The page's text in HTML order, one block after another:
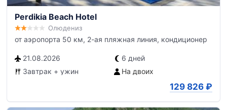
Perdikia Beach Hotel
Олюдениз
от аэропорта 50 км, 2-ая пляжная линия, кондиционер
21.08.2026
6 дней
Завтрак + ужин
На двоих
129 826 ₽